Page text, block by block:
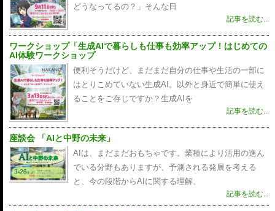
どうなってるの？」そんな日
記事を読む...
ワークショップ「生成AIで暮らしも仕事も効率アップ！はじめての
AI体験ワークショップ
便利そうだけど、まだまだ自分の仕事や生活の一部に
はとりこめていない生成AI。以外と身近で簡単に使え
ることをご存じですか？生成AIを
記事を読む...
座談会 「AIと中野の未来」
AIは、まだまだおもちゃです。業種により活用の進ん
でいる分野もありますが、予測される発展を考える
と、今の段階からAIに関する理解、
記事を読む...